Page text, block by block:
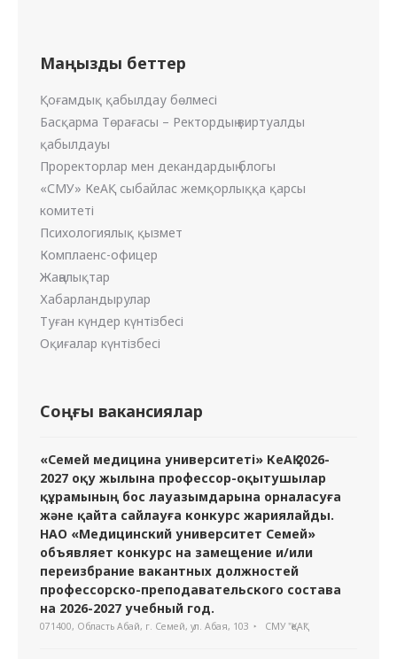
Маңызды беттер
Қоғамдық қабылдау бөлмесі
Басқарма Төрағасы – Ректордың виртуалды
қабылдауы
Проректорлар мен декандардың блогы
«СМУ» КеАҚ сыбайлас жемқорлыққа қарсы
комитеті
Психологиялық қызмет
Комплаенс-офицер
Жаңалықтар
Хабарландырулар
Туған күндер күнтізбесі
Оқиғалар күнтізбесі
Соңғы вакансиялар
«Семей медицина университеті» КеАҚ 2026-
2027 оқу жылына профессор-оқытушылар
құрамының бос лауазымдарына орналасуға
және қайта сайлауға конкурс жариялайды.
НАО «Медицинский университет Семей»
объявляет конкурс на замещение и/или
переизбрание вакантных должностей
профессорско-преподавательского состава
на 2026-2027 учебный год.
071400, Область Абай, г. Семей, ул. Абая, 103 СМУ "ҚеАҚ"